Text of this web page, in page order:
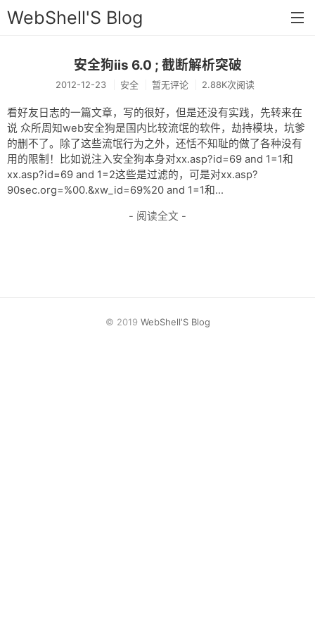
WebShell'S Blog
首页
安全
新闻
技术
工具
网盘
安全狗iis 6.0 ; 截断解析突破
2012-12-23 安全 暂无评论 2.88K次阅读
看好友日志的一篇文章，写的很好，但是还没有实践，先转来在
说 众所周知web安全狗是国内比较流氓的软件，劫持模块，坑爹
的删不了。除了这些流氓行为之外，还恬不知耻的做了各种没有
用的限制！比如说注入安全狗本身对xx.asp?id=69 and 1=1和
xx.asp?id=69 and 1=2这些是过滤的，可是对xx.asp?
90sec.org=%00.&xw_id=69%20 and 1=1和...
- 阅读全文 -
© 2019 WebShell'S Blog